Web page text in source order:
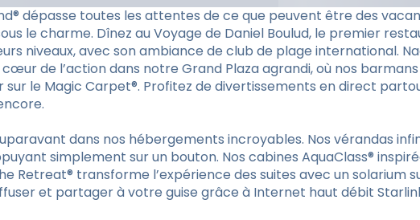
dépasse toutes les attentes de ce que peuvent être des
le charme. Dînez au Voyage de Daniel Boulud, le premier
niveaux, avec son ambiance de club de plage international.
de l’action dans notre Grand Plaza agrandi, où nos
le Magic Carpet®. Profitez de divertissements en direct
dans nos hébergements incroyables. Nos vérandas
simplement sur un bouton. Nos cabines AquaClass®
Retreat® transforme l’expérience des suites avec un solarium
et partager à votre guise grâce à Internet haut débit